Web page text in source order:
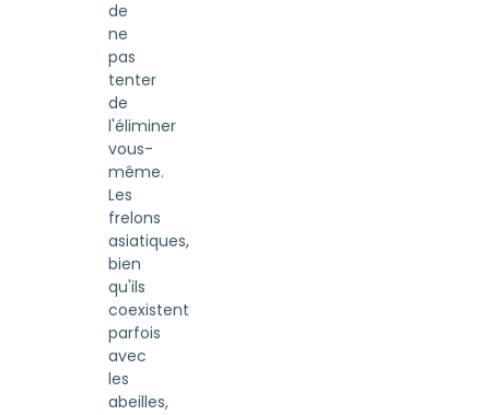
de
ne
pas
tenter
de
l'éliminer
vous-
même.
Les
frelons
asiatiques,
bien
qu'ils
coexistent
parfois
avec
les
abeilles,